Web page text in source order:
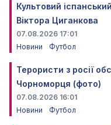
Культовий
Віктора Циганкова
07.08.2026 17:01
Новини
Футбол
Терористи з росії
Чорноморця (фото)
07.08.2026 16:01
Новини
Футбол